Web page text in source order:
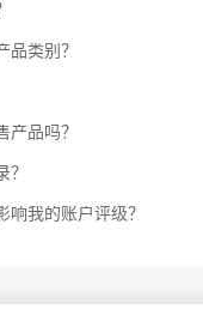
品类别？
产品吗？
？
响我的账户评级？